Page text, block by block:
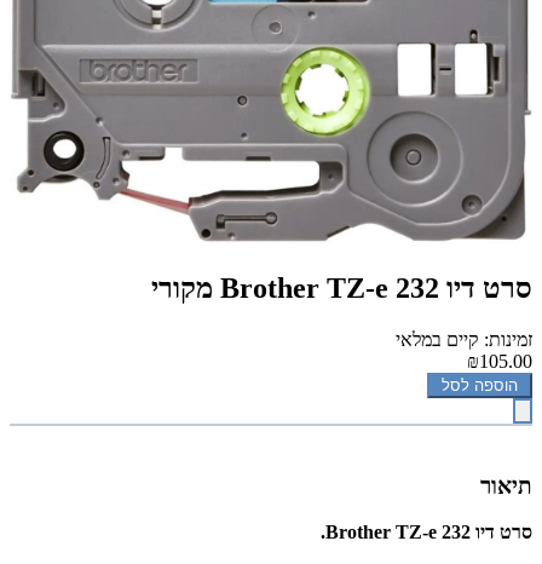
‏סרט דיו Brother TZ-e 232 מקורי
זמינות: קיים במלאי
₪105.00
הוספה לסל
תיאור
‏סרט דיו Brother TZ-e 232.